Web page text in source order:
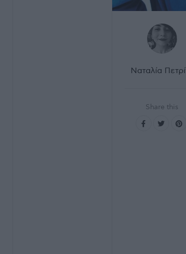
Ναταλία
Share this